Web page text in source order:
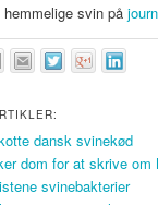
svin på
dansk svinekød
dom for at skrive om
svinebakterier